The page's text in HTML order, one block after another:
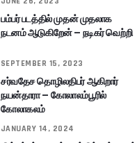
பம்பர் படத்தில் முதன் முதலாக
நடனம் ஆடுகிறேன் – நடிகர் வெற்றி
SEPTEMBER 15, 2023
சர்வதேச தொழிலதிபர் ஆகிறார்
நயன்தாரா – கோலாலம்பூரில்
கோலாகலம்
JANUARY 14, 2024